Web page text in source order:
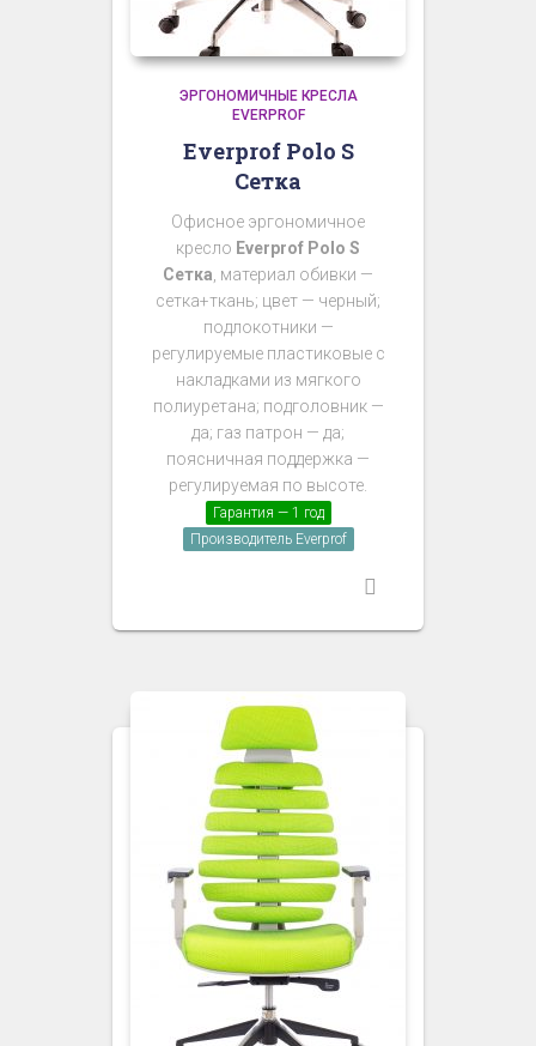
ЭРГОНОМИЧНЫЕ КРЕСЛА
EVERPROF
Everprof Polo S
Сетка
Офисное эргономичное
кресло Everprof Polo S
Сетка, материал обивки —
сетка+ткань; цвет — черный;
подлокотники —
регулируемые пластиковые с
накладками из мягкого
полиуретана; подголовник —
да; газ патрон — да;
поясничная поддержка —
регулируемая по высоте.
Гарантия — 1 год
Производитель Everprof